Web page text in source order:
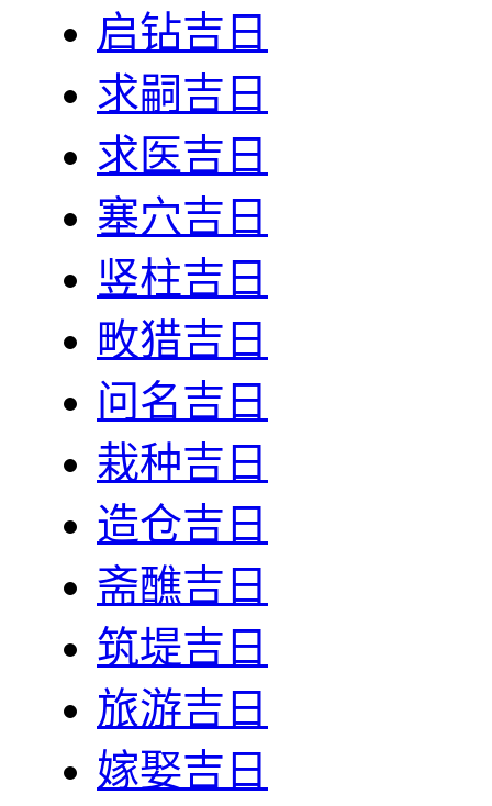
启钻吉日
求嗣吉日
求医吉日
塞穴吉日
竖柱吉日
畋猎吉日
问名吉日
栽种吉日
造仓吉日
斋醮吉日
筑堤吉日
旅游吉日
嫁娶吉日